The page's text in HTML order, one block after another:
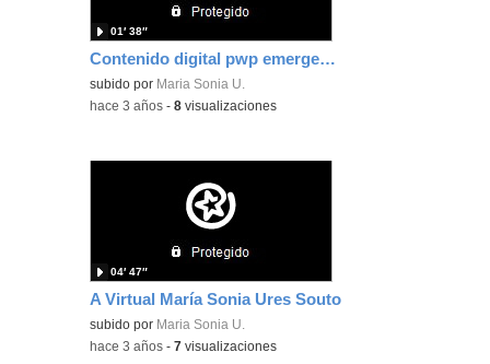
Contenido digital pwp emergencias en el AV María Sonia Ures Souto
subido por Maria Sonia U.
01′ 38″
-hace 3 años -8 visualizaciones
A Virtual María Sonia Ures Souto
subido por Maria Sonia U.
04′ 47″
-hace 3 años -7 visualizaciones